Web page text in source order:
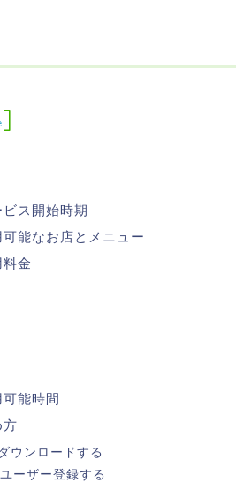
]
ス開始時期
能なお店とメニュー
金
能時間
ウンロードする
ーザー登録する